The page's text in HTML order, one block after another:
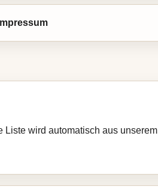
Impressum
wird automatisch aus unserem